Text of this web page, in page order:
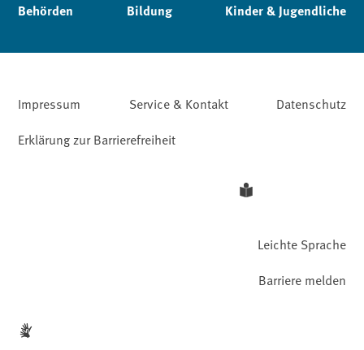
Behörden Bildung Kinder & Jugendliche
Impressum Service & Kontakt
Datenschutz
Erklärung zur Barrierefreiheit
Leichte Sprache
Barriere melden